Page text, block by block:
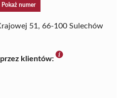
Pokaż numer
51, 66-100 Sulechów
klientów: